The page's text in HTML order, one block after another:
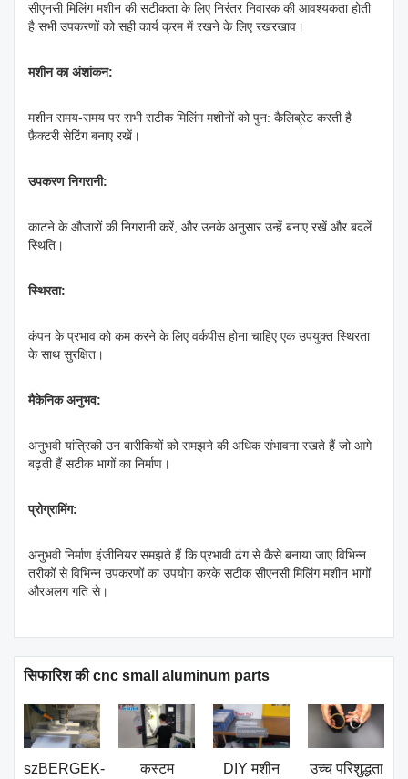
सीएनसी मिलिंग मशीन की सटीकता के लिए निरंतर निवारक की आवश्यकता होती
है सभी उपकरणों को सही कार्य क्रम में रखने के लिए रखरखाव।
मशीन का अंशांकन:
मशीन समय-समय पर सभी सटीक मिलिंग मशीनों को पुन: कैलिब्रेट करती है
फ़ैक्टरी सेटिंग बनाए रखें।
उपकरण निगरानी:
काटने के औजारों की निगरानी करें, और उनके अनुसार उन्हें बनाए रखें और बदलें
स्थि‍ति।
स्थिरता:
कंपन के प्रभाव को कम करने के लिए वर्कपीस होना चाहिए एक उपयुक्त स्थिरता
के साथ सुरक्षित।
मैकेनिक अनुभव:
अनुभवी यांत्रिकी उन बारीकियों को समझने की अधिक संभावना रखते हैं जो आगे
बढ़ती हैं सटीक भागों का निर्माण।
प्रोग्रामिंग:
अनुभवी निर्माण इंजीनियर समझते हैं कि प्रभावी ढंग से कैसे बनाया जाए विभिन्न
तरीकों से विभिन्न उपकरणों का उपयोग करके सटीक सीएनसी मिलिंग मशीन भागों
औरअलग गति से।
सिफारिश की cnc small aluminum parts
szBERGEK- कस्टम DIY मशीन उच्च परिशुद्धता